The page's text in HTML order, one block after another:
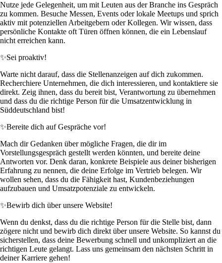
Nutze jede Gelegenheit, um mit Leuten aus der Branche ins Gespräch
zu kommen. Besuche Messen, Events oder lokale Meetups und sprich
aktiv mit potenziellen Arbeitgebern oder Kollegen. Wir wissen, dass
persönliche Kontakte oft Türen öffnen können, die ein Lebenslauf
nicht erreichen kann.
✨Sei proaktiv!
Warte nicht darauf, dass die Stellenanzeigen auf dich zukommen.
Recherchiere Unternehmen, die dich interessieren, und kontaktiere sie
direkt. Zeig ihnen, dass du bereit bist, Verantwortung zu übernehmen
und dass du die richtige Person für die Umsatzentwicklung in
Süddeutschland bist!
✨Bereite dich auf Gespräche vor!
Mach dir Gedanken über mögliche Fragen, die dir im
Vorstellungsgespräch gestellt werden könnten, und bereite deine
Antworten vor. Denk daran, konkrete Beispiele aus deiner bisherigen
Erfahrung zu nennen, die deine Erfolge im Vertrieb belegen. Wir
wollen sehen, dass du die Fähigkeit hast, Kundenbeziehungen
aufzubauen und Umsatzpotenziale zu entwickeln.
✨Bewirb dich über unsere Website!
Wenn du denkst, dass du die richtige Person für die Stelle bist, dann
zögere nicht und bewirb dich direkt über unsere Website. So kannst du
sicherstellen, dass deine Bewerbung schnell und unkompliziert an die
richtigen Leute gelangt. Lass uns gemeinsam den nächsten Schritt in
deiner Karriere gehen!